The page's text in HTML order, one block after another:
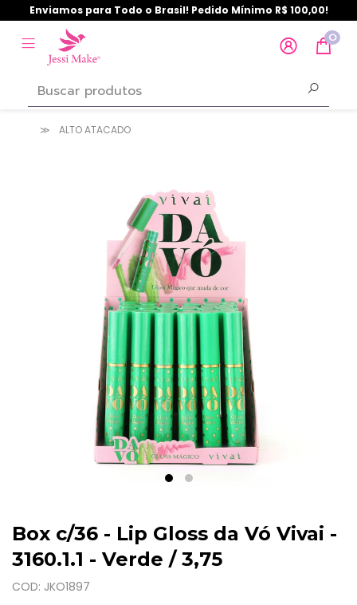
Enviamos para Todo o Brasil! Pedido Mínimo R$ 100,00!
0
ALTO ATACADO
Box c/36 - Lip Gloss da Vó Vivai -
3160.1.1 - Verde / 3,75
COD: JKO1897